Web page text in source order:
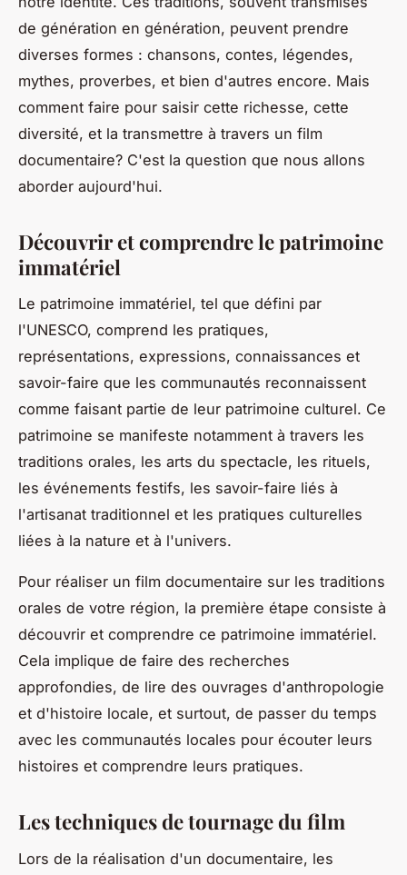
de génération en génération, peuvent prendre
diverses formes : chansons, contes, légendes,
mythes, proverbes, et bien d'autres encore. Mais
comment faire pour saisir cette richesse, cette
diversité, et la transmettre à travers un film
documentaire? C'est la question que nous allons
aborder aujourd'hui.
Découvrir et comprendre le patrimoine
immatériel
Le patrimoine immatériel, tel que défini par
l'UNESCO, comprend les pratiques,
représentations, expressions, connaissances et
savoir-faire que les communautés reconnaissent
comme faisant partie de leur patrimoine culturel. Ce
patrimoine se manifeste notamment à travers les
traditions orales, les arts du spectacle, les rituels,
les événements festifs, les savoir-faire liés à
l'artisanat traditionnel et les pratiques culturelles
liées à la nature et à l'univers.
Pour réaliser un film documentaire sur les traditions
orales de votre région, la première étape consiste à
découvrir et comprendre ce patrimoine immatériel.
Cela implique de faire des recherches
approfondies, de lire des ouvrages d'anthropologie
et d'histoire locale, et surtout, de passer du temps
avec les communautés locales pour écouter leurs
histoires et comprendre leurs pratiques.
Les techniques de tournage du film
Lors de la réalisation d'un documentaire, les